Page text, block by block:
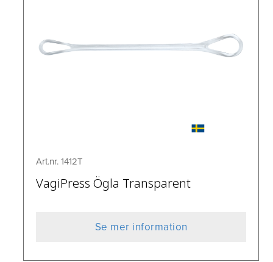
Art.nr. 1412T
VagiPress Ögla Transparent
Se mer information